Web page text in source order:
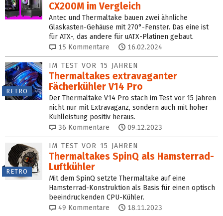
CX200M im Vergleich
Antec und Thermaltake bauen zwei ähnliche
Glaskasten-Gehäuse mit 270°-Fenster. Das eine ist
für ATX-, das andere für uATX-Platinen gebaut.
15 Kommentare 16.02.2024
RETRO
IM TEST VOR 15 JAHREN
Thermaltakes extravaganter
Fächerkühler V14 Pro
Der Thermaltake V14 Pro stach im Test vor 15 Jahren
nicht nur mit Extravaganz, sondern auch mit hoher
Kühlleistung positiv heraus.
36 Kommentare 09.12.2023
RETRO
IM TEST VOR 15 JAHREN
Thermaltakes SpinQ als Hamsterrad-
Luftkühler
Mit dem SpinQ setzte Thermaltake auf eine
Hamsterrad-Konstruktion als Basis für einen optisch
beeindruckenden CPU-Kühler.
49 Kommentare 18.11.2023